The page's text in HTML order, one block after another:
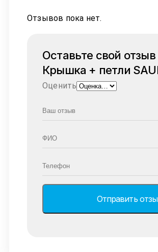
Отзывов пока нет.
Оставьте свой отзыв
Крышка + петли
Оценить